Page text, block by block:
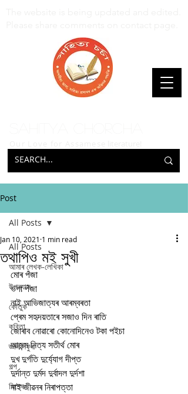
Post
All Posts
আমাৰ লেখক-লেখিকা
উপন্যাস
কৌতুক
কবিতা
জ্ঞান সঁফুৰা
গল্প
বিশেষ
All Posts
তথাপিও মই সুখী
Jan 10, 2021 1 min read
মোৰ পঁজা
ভগা পঁজা
নাই আভিজাত্যৰ আৰম্বৰতা
প্ৰেম সহৃদয়তাৰে সজাও দিন ৰাতি
জোৰাব নোৱাৰো কোনোদিনেও টকা পইচা
আজন্ম নিত্য সতীৰ্থ মোৰ
দুখ দুৰ্গতি দুৰ্য্যোগ দীপ্ত
দুৰ্দান্ত দুৰ্মদ দুৰ্বাদল দুৰ্দশা
নাই জীৱনৰ নিৰাপত্তা